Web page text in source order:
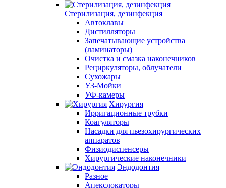
Стерилизация, дезинфекция
Автоклавы
Дистилляторы
Запечатывающие устройства
(ламинаторы)
Очистка и смазка наконечников
Рециркуляторы, облучатели
Сухожары
УЗ-Мойки
УФ-камеры
Хирургия
Ирригационные трубки
Коагуляторы
Насадки для пьезохирургических
аппаратов
Физиодиспенсеры
Хирургические наконечники
Эндодонтия
Разное
Апекслокаторы